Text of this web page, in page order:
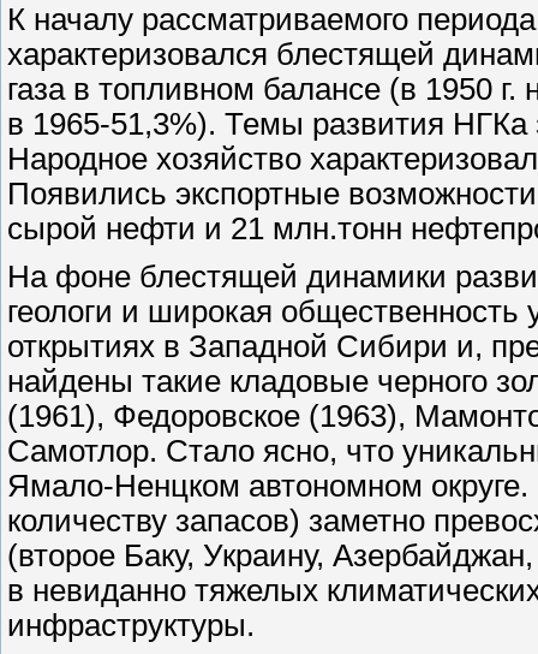
К началу рассматриваемого
характеризовался блестящей
газа в топливном балансе (в 1950
в 1965-51,3%). Темы развития НГКа
Народное хозяйство
Появились экспортные
сырой нефти и 21 млн.тонн
На фоне блестящей динамики
геологи и широкая общественность
открытиях в Западной Сибири и,
найдены такие кладовые черного
(1961), Федоровское (1963),
Самотлор. Стало ясно, что
Ямало-Ненцком автономном
количеству запасов) заметно
(второе Баку, Украину,
в невиданно тяжелых
инфраструктуры.